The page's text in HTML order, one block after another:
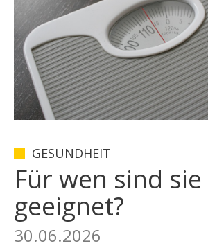
GESUNDHEIT
Für wen sind sie
geeignet?
30.06.2026